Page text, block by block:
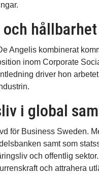
Angelis kombinerat
inom Corporate
driver hon
i global
för Business Sweden.
samt som
och offentlig
och attrahera